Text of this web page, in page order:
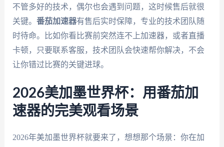
不管多好的技术，偶尔也会遇到问题，这时候售后就很
关键。 番茄加速器有售后实时保障，专业的技术团队随
时待命。比如你看比赛前突然连不上加速器，或者直播
卡顿，只要联系客服，技术团队会快速帮你解决，不会
让你错过比赛的关键进球。
2026美加墨世界杯：用番茄加
速器的完美观看场景
2026年美加墨世界杯就要来了，想想那个场景：你在加